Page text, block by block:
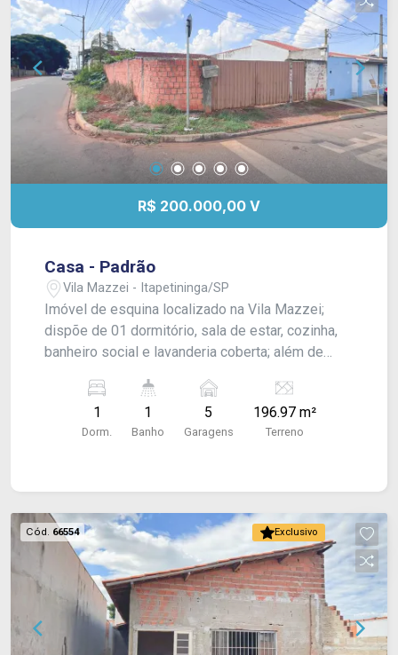
R$ 200.000,00 V
Casa - Padrão
Vila Mazzei - Itapetininga/SP
Imóvel de esquina localizado na Vila Mazzei;
dispõe de 01 dormitório, sala de estar, cozinha,
banheiro social e lavanderia coberta; além de
CONSULTE-NOS !
1
Dorm.
1
Banho
5
Garagens
196.97 m²
Terreno
Exclusivo
Cód. 66554